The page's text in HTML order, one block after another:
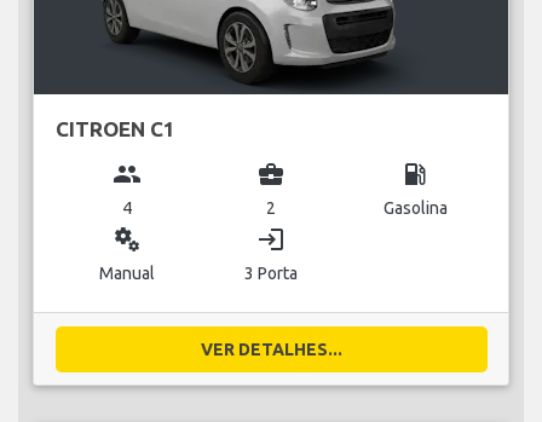
CITROEN C1
group
4
business_center
2
local_gas_station
Gasolina
miscellaneous_services
Manual
login
3 Porta
VER DETALHES...